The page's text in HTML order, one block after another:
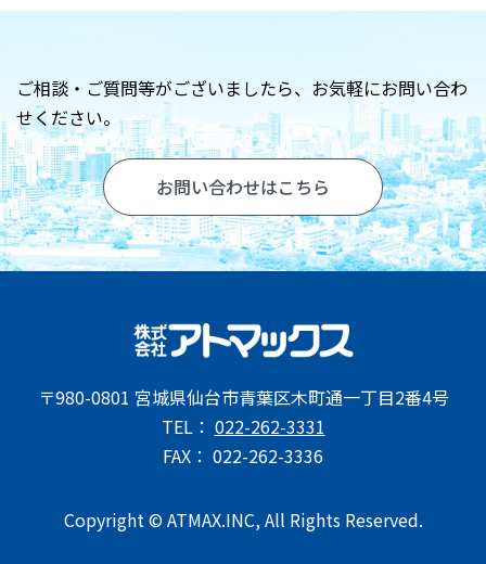
お問い合わせ
ご相談・ご質問等がございましたら、 お気軽にお問い合わ
せください。
お問い合わせはこちら
〒980-0801 宮城県仙台市青葉区木町通一丁目2番4号
TEL： 022-262-3331
FAX： 022-262-3336
Copyright © ATMAX.INC, All Rights Reserved.